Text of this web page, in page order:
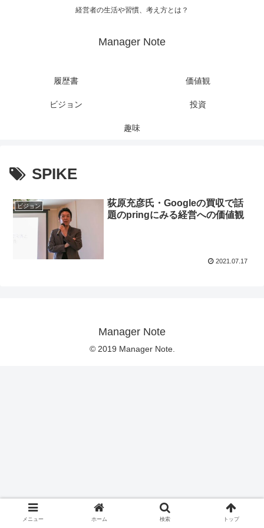
経営者の生活や習慣、考え方とは？
Manager Note
履歴書 価値観
ビジョン 投資
趣味
SPIKE
ビジョン
荻原充彦氏・Googleの買収で話
題のpringにみる経営への価値観
2021.07.17
Manager Note
© 2019 Manager Note.
メニュー ホーム 検索 トップ